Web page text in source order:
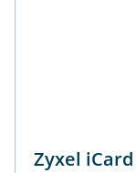
Zyxel iCard